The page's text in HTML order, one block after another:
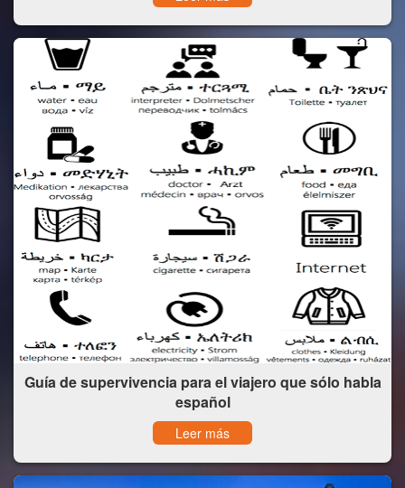
Guía de supervivencia para el viajero que sólo habla
español
Leer más